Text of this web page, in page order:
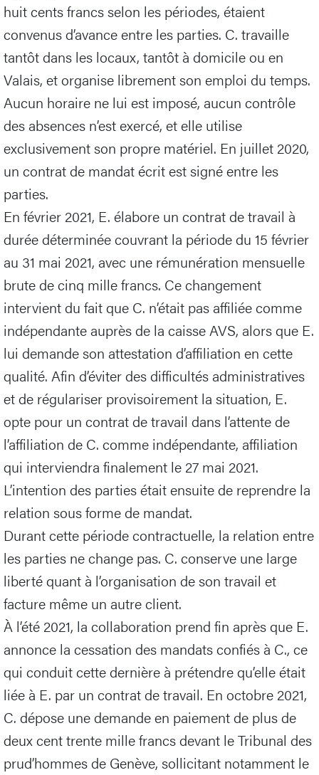
huit cents francs selon les périodes, étaient
convenus d’avance entre les parties. C. travaille
tantôt dans les locaux, tantôt à domicile ou en
Valais, et organise librement son emploi du temps.
Aucun horaire ne lui est imposé, aucun contrôle
des absences n’est exercé, et elle utilise
exclusivement son propre matériel. En juillet 2020,
un contrat de mandat écrit est signé entre les
parties.
En février 2021, E. élabore un contrat de travail à
durée déterminée couvrant la période du 15 février
au 31 mai 2021, avec une rémunération mensuelle
brute de cinq mille francs. Ce changement
intervient du fait que C. n’était pas affiliée comme
indépendante auprès de la caisse AVS, alors que E.
lui demande son attestation d’affiliation en cette
qualité. Afin d’éviter des difficultés administratives
et de régulariser provisoirement la situation, E.
opte pour un contrat de travail dans l’attente de
l’affiliation de C. comme indépendante, affiliation
qui interviendra finalement le 27 mai 2021.
L’intention des parties était ensuite de reprendre la
relation sous forme de mandat.
Durant cette période contractuelle, la relation entre
les parties ne change pas. C. conserve une large
liberté quant à l’organisation de son travail et
facture même un autre client.
À l’été 2021, la collaboration prend fin après que E.
annonce la cessation des mandats confiés à C., ce
qui conduit cette dernière à prétendre qu’elle était
liée à E. par un contrat de travail. En octobre 2021,
C. dépose une demande en paiement de plus de
deux cent trente mille francs devant le Tribunal des
prud’hommes de Genève, sollicitant notamment le